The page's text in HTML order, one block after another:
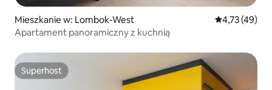
Mieszkanie w: Lombok-West Średnia
4,73 (49)
Apartament panoramiczny z kuchnią
Superhost
Superhost